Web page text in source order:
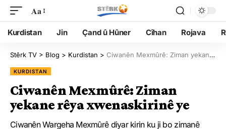
Aa
Kurdistan Jin Çand û Hûner Cîhan Rojava
Stêrk TV > Blog > Kurdistan > Ciwanên Mexmûrê: Ziman yekane rêya xwenaskirinê ye
KURDISTAN
Ciwanên Mexmûrê: Ziman
yekane rêya xwenaskirinê ye
Ciwanên Wargeha Mexmûrê diyar kirin ku ji bo zimanê